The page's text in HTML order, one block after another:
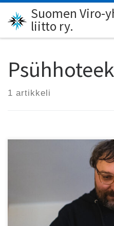
Skip to content
Suomen Viro-
liitto ry.
Psühhoteek
1 artikkeli
Kuuntele Ahton tekemä